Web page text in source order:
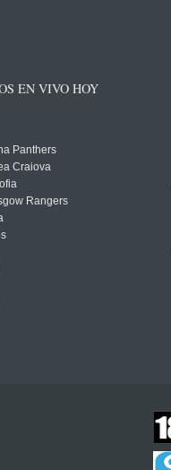
EN VIVO HOY
Panthers
Craiova
Rangers